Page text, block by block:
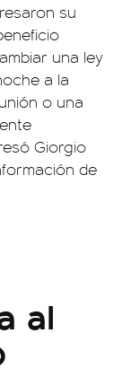
su
una ley
a la
o una
Giorgio
de
al